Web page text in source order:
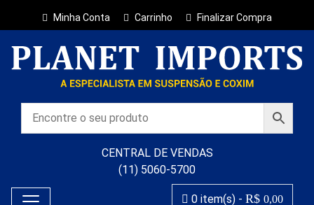
Minha Conta Carrinho Finalizar Compra
CENTRAL DE VENDAS
(11) 5060-5700
0 item(s) - R$ 0,00